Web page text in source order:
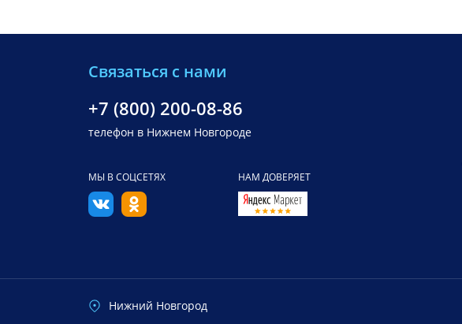
Связаться с нами
+7 (800) 200-08-86
телефон в Нижнем Новгороде
МЫ В СОЦСЕТЯХ НАМ ДОВЕРЯЕТ
Нижний Новгород